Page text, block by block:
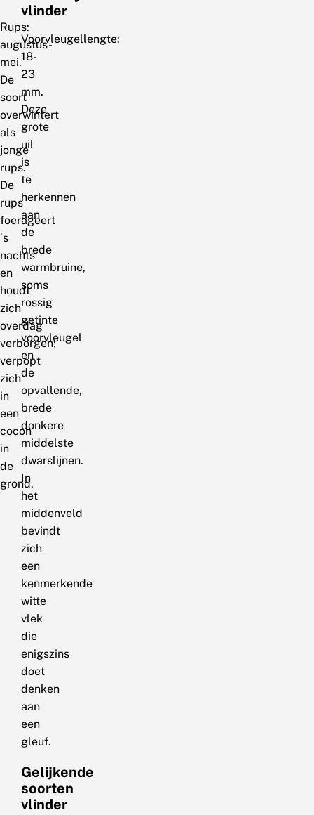
Rups:
augustus-
mei.
De
soort
overwintert
als
jonge
rups.
De
rups
foerageert
´s
nachts
en
houdt
zich
overdag
verborgen;
verpopt
zich
in
een
cocon
in
de
grond.
vlinder
Voorvleugellengte:
18-
23
mm.
Deze
grote
uil
is
te
herkennen
aan
de
brede
warmbruine,
soms
rossig
getinte
voorvleugel
en
de
opvallende,
brede
donkere
middelste
dwarslijnen.
In
het
middenveld
bevindt
zich
een
kenmerkende
witte
vlek
die
enigszins
doet
denken
aan
een
gleuf.
Gelijkende
soorten
vlinder